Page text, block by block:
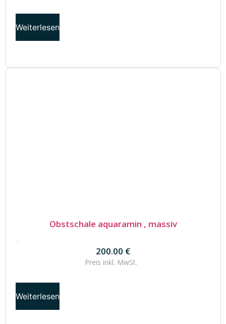
Weiterlesen
Obstschale aquaramin , massiv
200.00 €
200.00 €
Preis inkl. MwSt.
Weiterlesen